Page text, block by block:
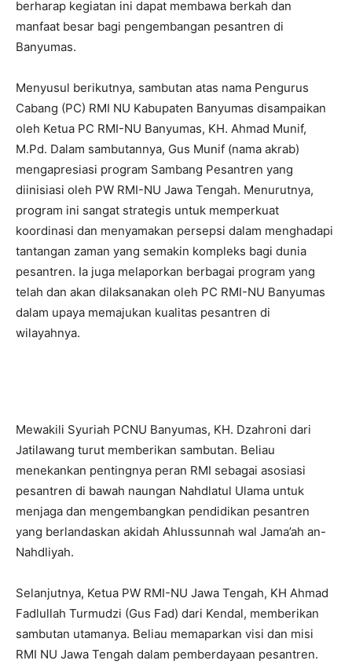
berharap kegiatan ini dapat membawa berkah dan
manfaat besar bagi pengembangan pesantren di
Banyumas.
Menyusul berikutnya, sambutan atas nama Pengurus
Cabang (PC) RMI NU Kabupaten Banyumas disampaikan
oleh Ketua PC RMI-NU Banyumas, KH. Ahmad Munif,
M.Pd. Dalam sambutannya, Gus Munif (nama akrab)
mengapresiasi program Sambang Pesantren yang
diinisiasi oleh PW RMI-NU Jawa Tengah. Menurutnya,
program ini sangat strategis untuk memperkuat
koordinasi dan menyamakan persepsi dalam menghadapi
tantangan zaman yang semakin kompleks bagi dunia
pesantren. Ia juga melaporkan berbagai program yang
telah dan akan dilaksanakan oleh PC RMI-NU Banyumas
dalam upaya memajukan kualitas pesantren di
wilayahnya.
Mewakili Syuriah PCNU Banyumas, KH. Dzahroni dari
Jatilawang turut memberikan sambutan. Beliau
menekankan pentingnya peran RMI sebagai asosiasi
pesantren di bawah naungan Nahdlatul Ulama untuk
menjaga dan mengembangkan pendidikan pesantren
yang berlandaskan akidah Ahlussunnah wal Jama’ah an-
Nahdliyah.
Selanjutnya, Ketua PW RMI-NU Jawa Tengah, KH Ahmad
Fadlullah Turmudzi (Gus Fad) dari Kendal, memberikan
sambutan utamanya. Beliau memaparkan visi dan misi
RMI NU Jawa Tengah dalam pemberdayaan pesantren.